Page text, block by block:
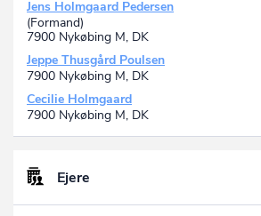
Jens Holmgaard Pedersen
(Formand)
7900 Nykøbing M, DK
Jeppe Thusgård Poulsen
7900 Nykøbing M, DK
Cecilie Holmgaard
7900 Nykøbing M, DK
Ejere